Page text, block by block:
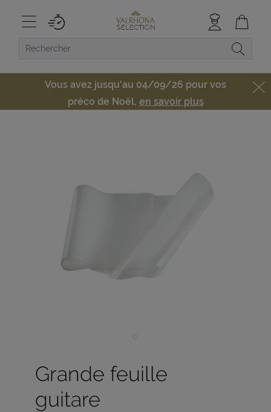
Vous avez jusqu'au 04/09/26 pour vos
préco de Noël, en savoir plus
Grande feuille
guitare